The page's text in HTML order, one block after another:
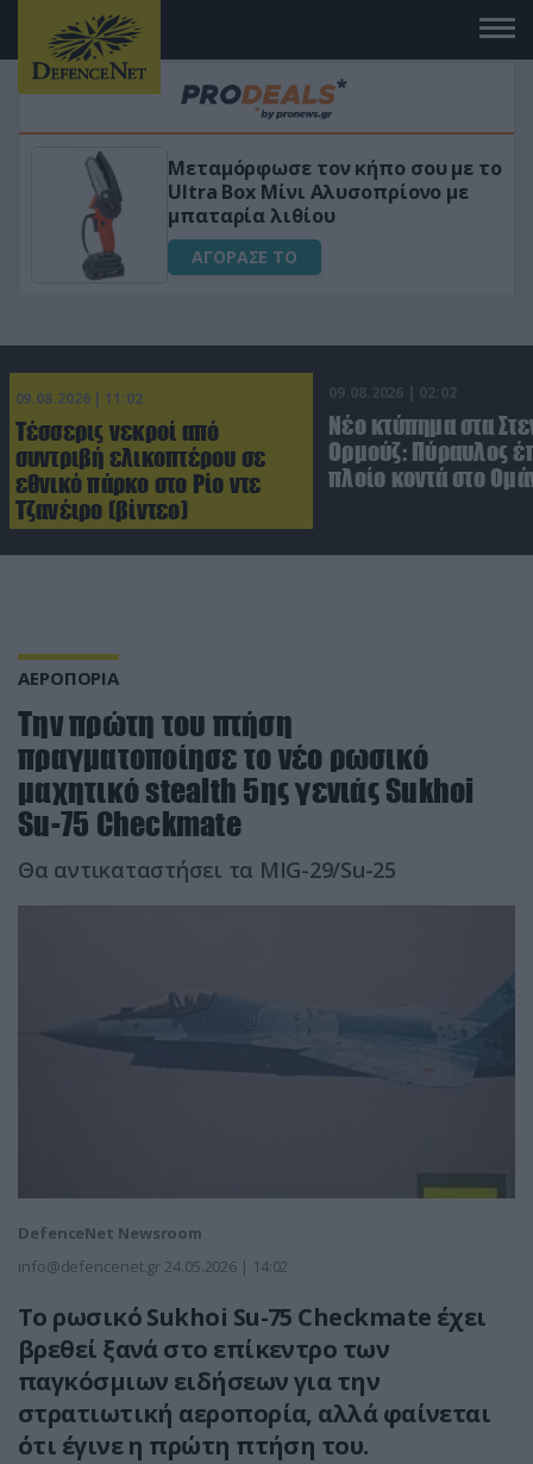
«Μαγική» φόρμουλα τριβόλι + VIP
για αύξηση της λίμπιντο
ΑΓΟΡΑΣΕ ΤΟ
09.08.2026 | 11:02
Τέσσερις νεκροί από
συντριβή ελικοπτέρου σε
εθνικό πάρκο στο Ρίο ντε
Τζανέιρο (βίντεο)
09.08.2026 | 02:02
Νέο κτύπημα στα
Ορμούζ: Πύραυλος
πλοίο κοντά στο
ΑΕΡΟΠΟΡΙΑ
Την πρώτη του πτήση
πραγματοποίησε το νέο ρωσικό
μαχητικό stealth 5ης γενιάς Sukhoi
Su-75 Checkmate
Θα αντικαταστήσει τα MIG-29/Su-25
DefenceNet Newsroom
info@defencenet.gr 24.05.2026 | 14:02
Το ρωσικό Sukhoi Su-75 Checkmate έχει
βρεθεί ξανά στο επίκεντρο των
παγκόσμιων ειδήσεων για την
στρατιωτική αεροπορία, αλλά φαίνεται
ότι έγινε η πρώτη πτήση του.